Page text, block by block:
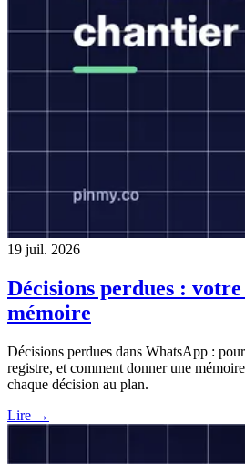
19 juil. 2026
Décisions perdues :
mémoire
Décisions perdues dans WhatsApp :
registre, et comment donner une
chaque décision au plan.
Lire →